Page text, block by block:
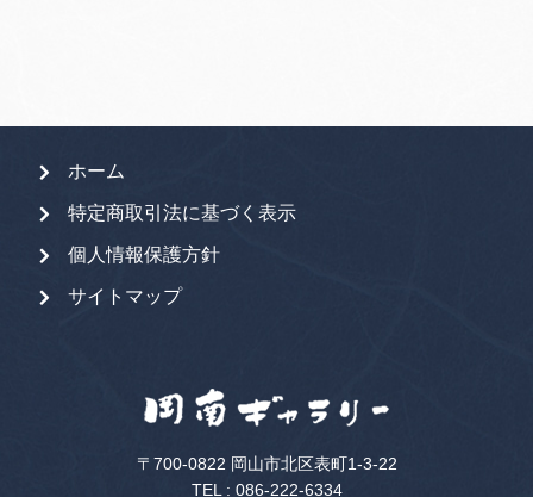
ホーム
特定商取引法に基づく表示
個人情報保護方針
サイトマップ
〒700-0822 岡山市北区表町1-3-22
TEL : 086-222-6334